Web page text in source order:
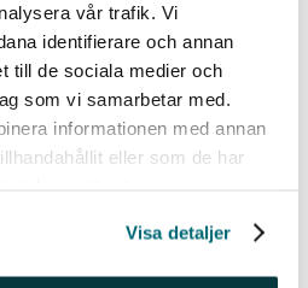
vår trafik. Vi
identifierare och annan
till de sociala medier och
som vi samarbetar med.
informationen med annan
eller som de har
Visa detaljer
som sparar i fonder ville vi
över fondsparandet.
såg därför ”Min
ljus. Där får du en
och kan se hur
dina fonder är mest
klimatavtryck dina fonder har